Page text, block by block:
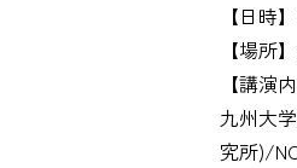
【日時
【場所
【講演
九州大
究所)/